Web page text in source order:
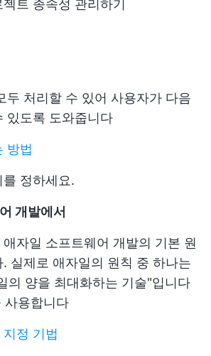
젝트 종속성 관리하기
두 처리할 수 있어 사용자가 다음
있도록 도와줍니다
방법
정하세요.
개발에서
자일 소프트웨어 개발의 기본 원
실제로 애자일의 원칙 중 하나는
의 양을 최대화하는 기술"입니다
사용합니다
정 기법